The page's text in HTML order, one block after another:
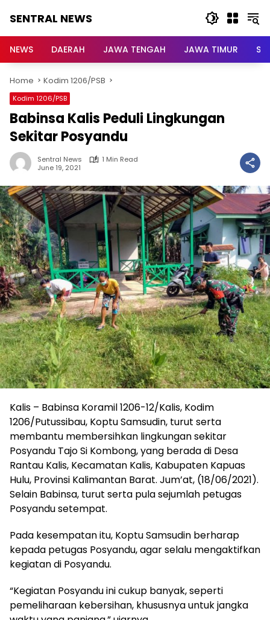
SENTRAL NEWS
NEWS
NEWS DAERAH JAWA TENGAH JAWA TIMUR
Home Kodim 1206/PSB
Kodim 1206/PSB
Babinsa Kalis Peduli Lingkungan
Sekitar Posyandu
Sentral News
1 Min Read
June 19, 2021
Kalis – Babinsa Koramil 1206-12/Kalis, Kodim
1206/Putussibau, Koptu Samsudin, turut serta
membantu membersihkan lingkungan sekitar
Posyandu Tajo Si Kombong, yang berada di Desa
Rantau Kalis, Kecamatan Kalis, Kabupaten Kapuas
Hulu, Provinsi Kalimantan Barat. Jum’at, (18/06/2021).
Selain Babinsa, turut serta pula sejumlah petugas
Posyandu setempat.
Pada kesempatan itu, Koptu Samsudin berharap
kepada petugas Posyandu, agar selalu mengaktifkan
kegiatan di Posyandu.
“Kegiatan Posyandu ini cukup banyak, seperti
pemeliharaan kebersihan, khususnya untuk jangka